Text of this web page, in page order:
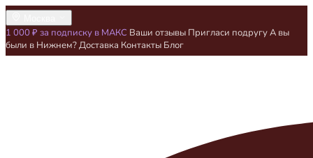
1 000 ₽ за подписку в МАКС Ваши отзывы Пригласи подругуА вы
были в Нижнем?Доставка Контакты Блог